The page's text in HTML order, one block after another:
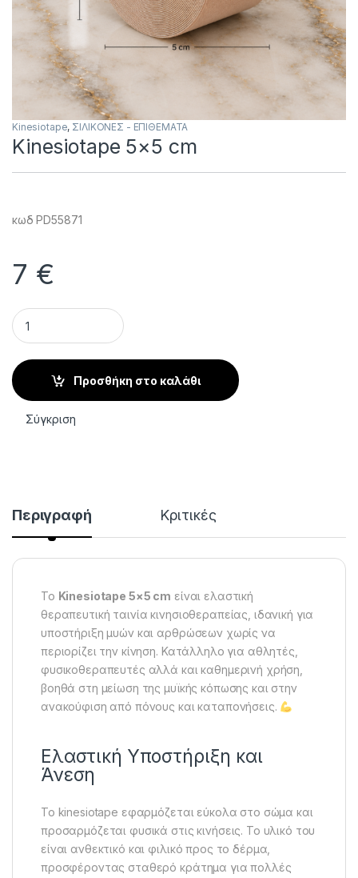
Kinesiotape, ΣΙΛΙΚΟΝΕΣ - ΕΠΙΘΕΜΑΤΑ
Kinesiotape 5×5 cm
κωδ PD55871
7 €
Kinesiotape 5x5 cm quantity
Προσθήκη στο καλάθι
Σύγκριση
Περιγραφή Κριτικές
Το Kinesiotape 5×5 cm είναι ελαστική
θεραπευτική ταινία κινησιοθεραπείας, ιδανική για
υποστήριξη μυών και αρθρώσεων χωρίς να
περιορίζει την κίνηση. Κατάλληλο για αθλητές,
φυσικοθεραπευτές αλλά και καθημερινή χρήση,
βοηθά στη μείωση της μυϊκής κόπωσης και στην
ανακούφιση από πόνους και καταπονήσεις.
Ελαστική Υποστήριξη και
Άνεση
Το kinesiotape εφαρμόζεται εύκολα στο σώμα και
προσαρμόζεται φυσικά στις κινήσεις. Το υλικό του
είναι ανθεκτικό και φιλικό προς το δέρμα,
προσφέροντας σταθερό κράτημα για πολλές